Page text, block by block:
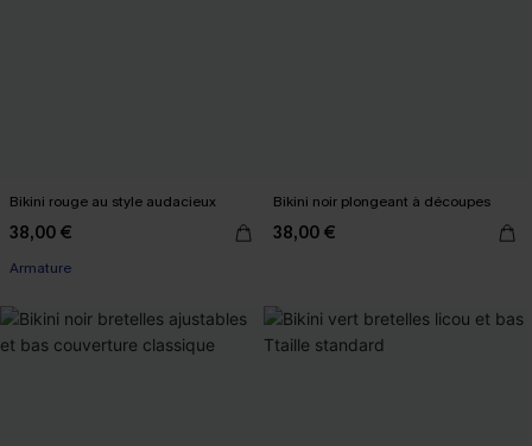
Bikini rouge au style audacieux
38,00 €
Armature
Bikini noir plongeant à découpes
38,00 €